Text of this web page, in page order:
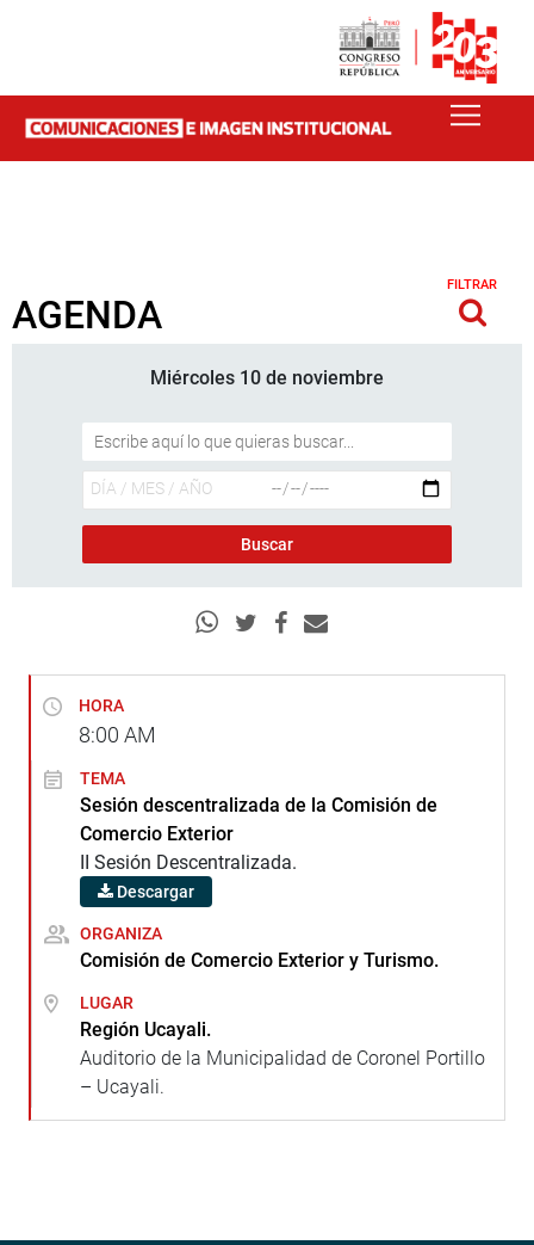
AGENDA
FILTRAR
Miércoles 10 de noviembre
HORA
8:00 AM
TEMA
Sesión descentralizada de la Comisión de
Comercio Exterior
II Sesión Descentralizada.
Descargar
ORGANIZA
Comisión de Comercio Exterior y Turismo.
LUGAR
Región Ucayali.
Auditorio de la Municipalidad de Coronel Portillo
– Ucayali.